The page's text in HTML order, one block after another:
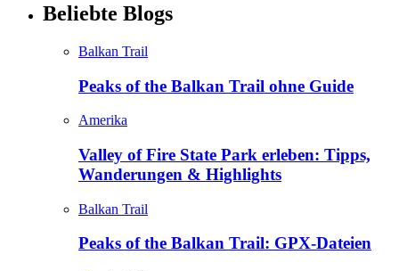
Beliebte Blogs
Balkan Trail
Peaks of the Balkan Trail ohne Guide
Amerika
Valley of Fire State Park erleben: Tipps,
Wanderungen & Highlights
Balkan Trail
Peaks of the Balkan Trail: GPX-Dateien